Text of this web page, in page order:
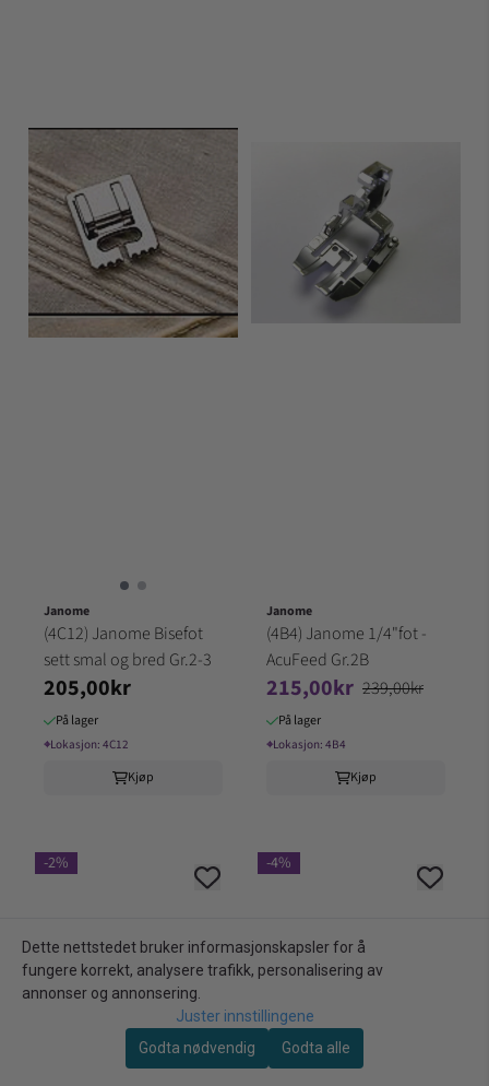
Janome
(4C12) Janome Bisefot
sett smal og bred Gr.2-3
205,00kr
På lager
⌖Lokasjon: 4C12
Kjøp
Janome
(4B4) Janome 1/4"fot -
AcuFeed Gr.2B
215,00kr 239,00kr
På lager
⌖Lokasjon: 4B4
Kjøp
-2% -4%
Dette nettstedet bruker informasjonskapsler for å
fungere korrekt, analysere trafikk, personalisering av
annonser og annonsering.
Juster innstillingene
Godta nødvendig
Godta alle